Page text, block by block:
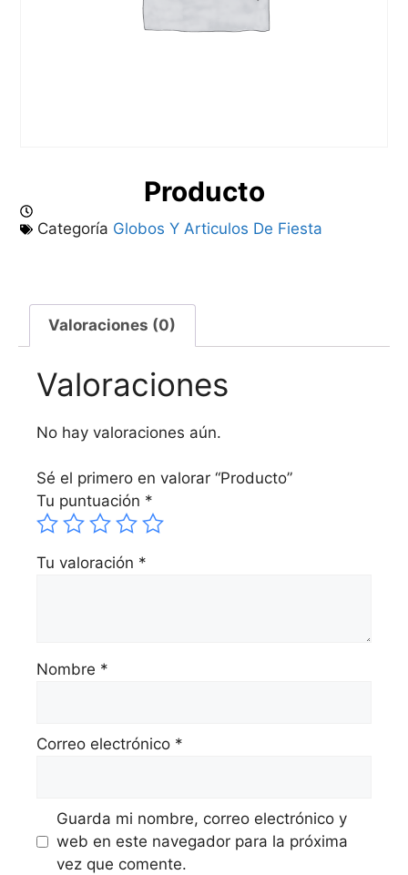
Producto
Categoría Globos Y Articulos De Fiesta
Valoraciones (0)
Valoraciones
No hay valoraciones aún.
Sé el primero en valorar “Producto”
Tu puntuación *
Tu valoración *
Nombre *
Correo electrónico *
Guarda mi nombre, correo electrónico y
web en este navegador para la próxima
vez que comente.